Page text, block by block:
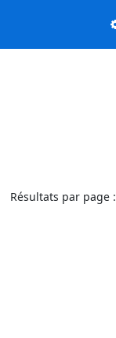
Résultats par page :